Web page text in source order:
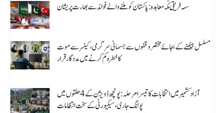
سہہ فریقی مکّہ معاہدہ: پاکستان کو ملنے والے فوائد سے بھارت پریشان
مسلسل بیٹھنے کے بجائے مختصر وقفوں سے جسمانی سرگرمی، کینسر سے موت
کا خطرہ کم کرنے میں مددگار قرار
آزاد کشمیر میں انتخابات کا تیسرا مرحلہ: پونچھ ڈویژن کے 4 حلقوں میں
پولنگ جاری، سیکیورٹی کے سخت انتظامات